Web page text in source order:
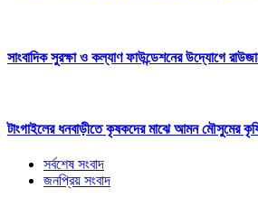
সাংবাদিক সুরক্ষা ও কল্যাণ ফাউন্ডেশনের উদ্যোগে
টাংগাইলের ধনবাড়ীতে কৃষকদের মাঝে আমন মৌসুমের
সর্বশেষ সংবাদ
জনপ্রিয় সংবাদ